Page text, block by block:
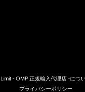
Limit - OMP 正規輸入代理店 -につ
プライバシーポリシー